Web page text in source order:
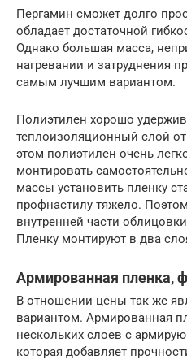
Пергамин сможет долго
обладает достаточной
Однако большая масса,
нагревании и затруднения
самым лучшим вариантом.
Полиэтилен хорошо
теплоизоляционный слой
этом полиэтилен очень
монтировать
массы установить пленку
профнастилу тяжело.
внутренней части
Пленку монтируют в два
Армированная пленка,
В отношении цены так же
вариантом. Армированная
нескольких слоев с
которая добавляет